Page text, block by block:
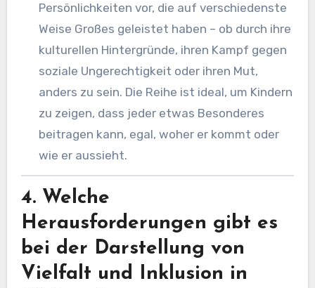
Persönlichkeiten vor, die auf verschiedenste
Weise Großes geleistet haben – ob durch ihre
kulturellen Hintergründe, ihren Kampf gegen
soziale Ungerechtigkeit oder ihren Mut,
anders zu sein. Die Reihe ist ideal, um Kindern
zu zeigen, dass jeder etwas Besonderes
beitragen kann, egal, woher er kommt oder
wie er aussieht.
4. Welche
Herausforderungen gibt es
bei der Darstellung von
Vielfalt und Inklusion in